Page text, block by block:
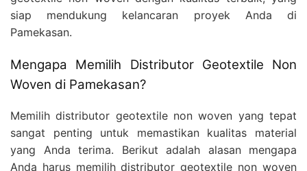
siap mendukung kelancaran proyek Anda di
Pamekasan.
Mengapa Memilih Distributor Geotextile Non
Woven di Pamekasan?
Memilih distributor geotextile non woven yang tepat
sangat penting untuk memastikan kualitas material
yang Anda terima. Berikut adalah alasan mengapa
Anda harus memilih distributor geotextile non woven